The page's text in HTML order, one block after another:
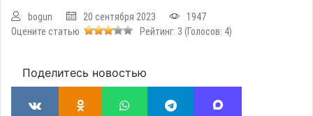
bogun 20 сентября 2023
1947
Оцените статью
Рейтинг: 3 (Голосов: 4)
Поделитесь новостью